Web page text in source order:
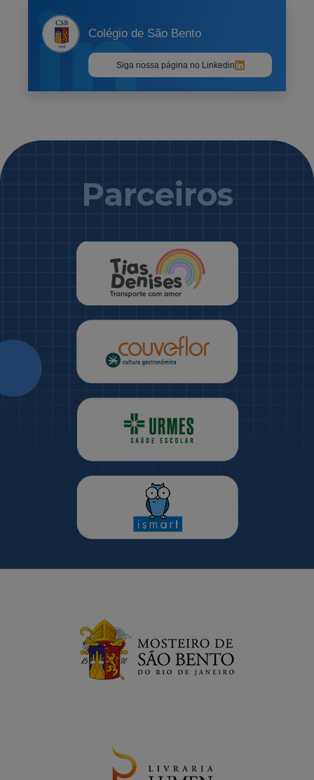
Colégio de São Bento
Siga nossa página no Linkedin
Parceiros